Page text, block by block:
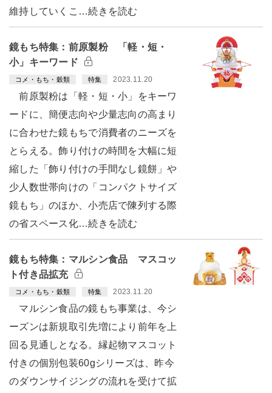
維持していくこ…続きを読む
鏡もち特集：前原製粉 「軽・短・
小」キーワード
コメ・もち・穀類 特集 2023.11.20
前原製粉は「軽・短・小」をキーワ
ードに、簡便志向や少量志向の高まり
に合わせた鏡もちで消費者のニーズを
とらえる。飾り付けの時間を大幅に短
縮した「飾り付けの手間なし鏡餅」や
少人数世帯向けの「コンパクトサイズ
鏡もち」のほか、小売店で陳列する際
の省スペース化…続きを読む
鏡もち特集：マルシン食品 マスコッ
ト付き品拡充
コメ・もち・穀類 特集 2023.11.20
マルシン食品の鏡もち事業は、今シ
ーズンは新規取引先増により前年を上
回る見通しとなる。縁起物マスコット
付きの個別包装60gシリーズは、昨今
のダウンサイジングの流れを受けて拡